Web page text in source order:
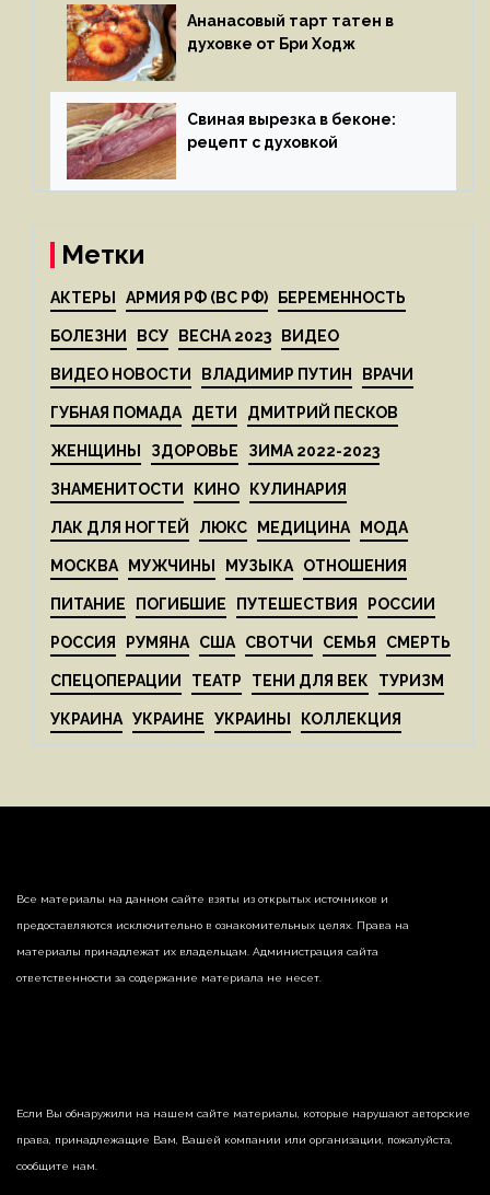
Ананасовый тарт татен в
духовке от Бри Ходж
Свиная вырезка в беконе:
рецепт с духовкой
Метки
АКТЕРЫ АРМИЯ РФ (ВС РФ) БЕРЕМЕННОСТЬ
БОЛЕЗНИ ВСУ ВЕСНА 2023 ВИДЕО
ВИДЕО НОВОСТИ ВЛАДИМИР ПУТИН ВРАЧИ
ГУБНАЯ ПОМАДА ДЕТИ ДМИТРИЙ ПЕСКОВ
ЖЕНЩИНЫ ЗДОРОВЬЕ ЗИМА 2022-2023
ЗНАМЕНИТОСТИ КИНО КУЛИНАРИЯ
ЛАК ДЛЯ НОГТЕЙ ЛЮКС МЕДИЦИНА МОДА
МОСКВА МУЖЧИНЫ МУЗЫКА ОТНОШЕНИЯ
ПИТАНИЕ ПОГИБШИЕ ПУТЕШЕСТВИЯ РОССИИ
РОССИЯ РУМЯНА США СВОТЧИ СЕМЬЯ СМЕРТЬ
СПЕЦОПЕРАЦИИ ТЕАТР ТЕНИ ДЛЯ ВЕК ТУРИЗМ
УКРАИНА УКРАИНЕ УКРАИНЫ КОЛЛЕКЦИЯ
Все материалы на данном сайте взяты из открытых источников и
предоставляются исключительно в ознакомительных целях. Права на
материалы принадлежат их владельцам. Администрация сайта
ответственности за содержание материала не несет.
Если Вы обнаружили на нашем сайте материалы, которые нарушают авторские
права, принадлежащие Вам, Вашей компании или организации, пожалуйста,
сообщите нам.